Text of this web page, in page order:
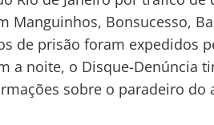
Manguinhos, Bonsucesso,
de prisão foram expedidos
a noite, o Disque-Denúncia
sobre o paradeiro do